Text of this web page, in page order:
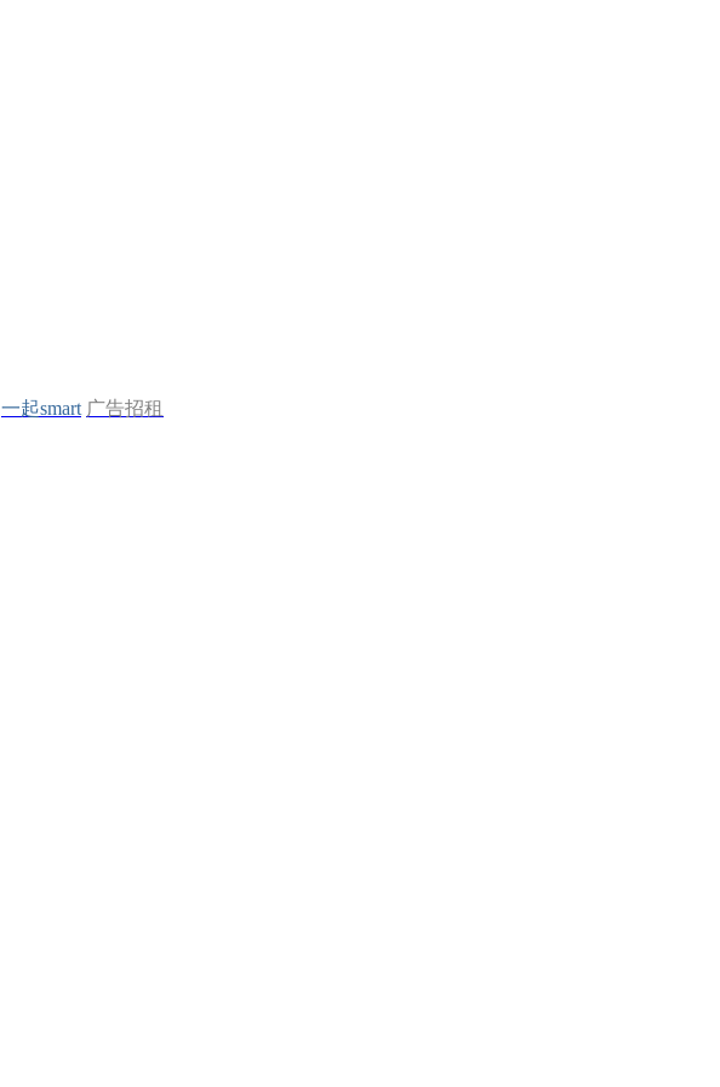
一起smart 广告招租